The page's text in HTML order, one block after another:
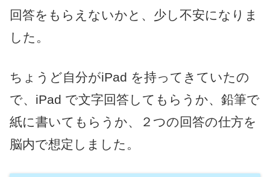
回答をもらえないかと、少し不安になりま
した。
ちょうど自分がiPad を持ってきていたの
で、iPad で文字回答してもらうか、鉛筆で
紙に書いてもらうか、２つの回答の仕方を
脳内で想定しました。